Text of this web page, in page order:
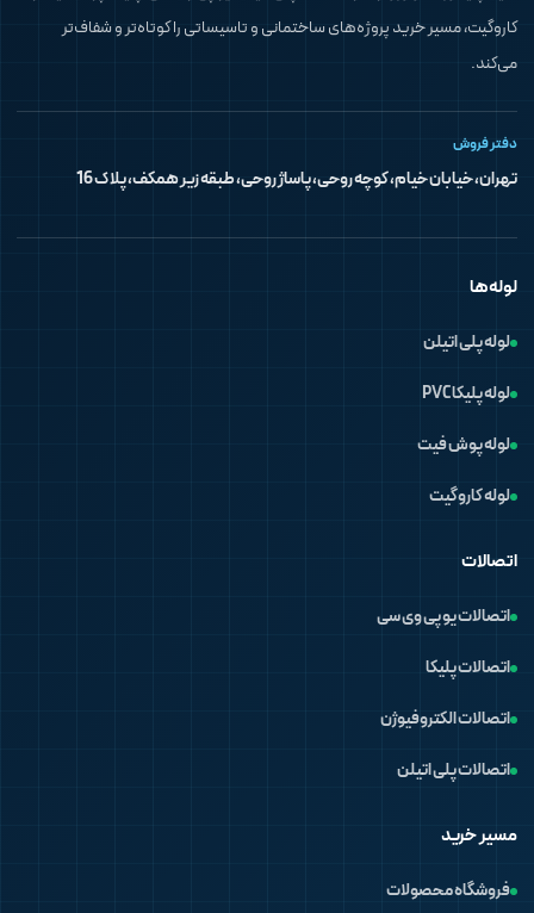
کاروگیت، مسیر خرید پروژه‌های ساختمانی و تاسیساتی را کوتاه‌تر و شفاف‌تر
می‌کند.
دفتر فروش
تهران، خیابان خیام، کوچه روحی، پاساژ روحی، طبقه زیر همکف، پلاک 16
لوله‌ها
لوله پلی اتیلن
لوله پلیکا PVC
لوله پوش فیت
لوله کاروگیت
اتصالات
اتصالات یو پی وی سی
اتصالات پلیکا
اتصالات الکتروفیوژن
اتصالات پلی اتیلن
مسیر خرید
فروشگاه محصولات